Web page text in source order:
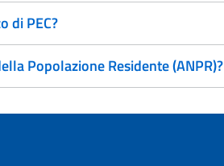
di PEC?
Popolazione Residente (ANPR)?